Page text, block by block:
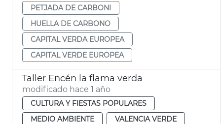
PETJADA DE CARBONI
HUELLA DE CARBONO
CAPITAL VERDA EUROPEA
CAPITAL VERDE EUROPEA
Taller Encén la flama verda
modificado hace 1 año
CULTURA Y FIESTAS POPULARES
MEDIO AMBIENTE
VALENCIA VERDE